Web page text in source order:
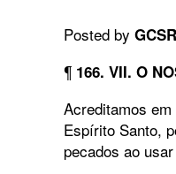
Posted by
¶ 166. VII. O
Acreditamos
Espírito Santo,
pecados ao